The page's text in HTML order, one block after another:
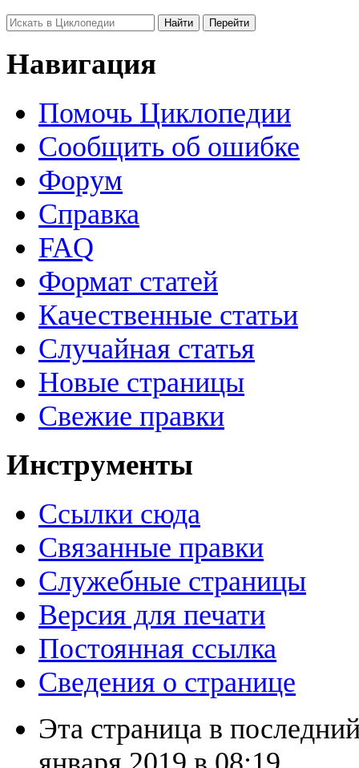
Навигация
Помочь Циклопедии
Сообщить об ошибке
Форум
Справка
FAQ
Формат статей
Качественные статьи
Случайная статья
Новые страницы
Свежие правки
Инструменты
Ссылки сюда
Связанные правки
Служебные страницы
Версия для печати
Постоянная ссылка
Сведения о странице
Эта страница в